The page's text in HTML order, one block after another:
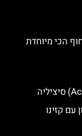
הכי מיוחדת
עם קזינו